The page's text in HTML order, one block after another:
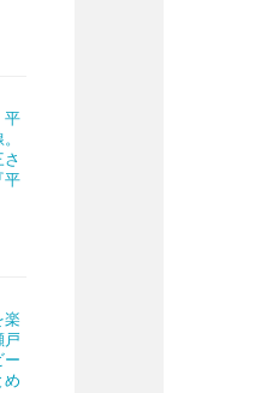
平
平
楽
戸
ー
め